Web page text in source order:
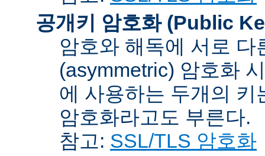
공개키 암호화 (Public
암호와 해독에 서로
(asymmetric) 암호화
에 사용하는 두개의
암호화라고도 부른다.
참고: SSL/TLS 암호화